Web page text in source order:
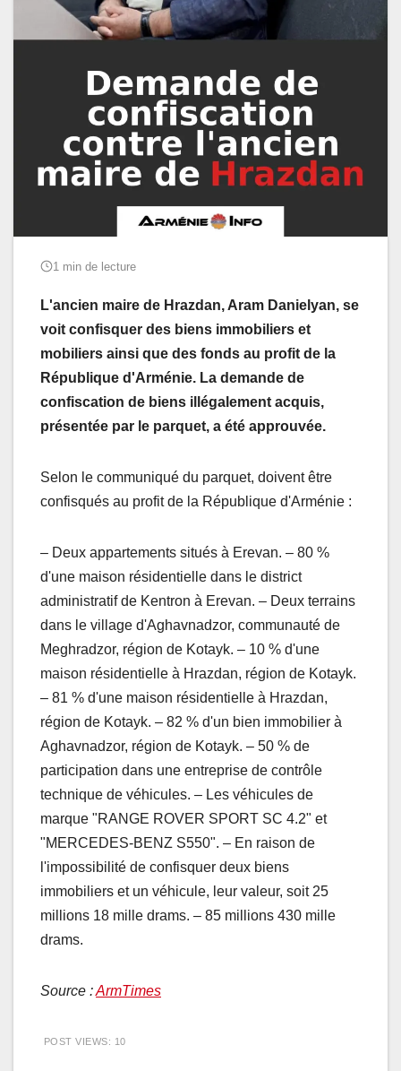
1 min de lecture
L'ancien maire de Hrazdan, Aram Danielyan, se
voit confisquer des biens immobiliers et
mobiliers ainsi que des fonds au profit de la
République d'Arménie. La demande de
confiscation de biens illégalement acquis,
présentée par le parquet, a été approuvée.
Selon le communiqué du parquet, doivent être
confisqués au profit de la République d'Arménie :
– Deux appartements situés à Erevan. – 80 %
d'une maison résidentielle dans le district
administratif de Kentron à Erevan. – Deux terrains
dans le village d'Aghavnadzor, communauté de
Meghradzor, région de Kotayk. – 10 % d'une
maison résidentielle à Hrazdan, région de Kotayk.
– 81 % d'une maison résidentielle à Hrazdan,
région de Kotayk. – 82 % d'un bien immobilier à
Aghavnadzor, région de Kotayk. – 50 % de
participation dans une entreprise de contrôle
technique de véhicules. – Les véhicules de
marque "RANGE ROVER SPORT SC 4.2" et
"MERCEDES-BENZ S550". – En raison de
l'impossibilité de confisquer deux biens
immobiliers et un véhicule, leur valeur, soit 25
millions 18 mille drams. – 85 millions 430 mille
drams.
Source :ArmTimes
POST VIEWS: 10